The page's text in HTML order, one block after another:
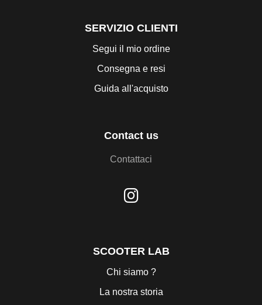
SERVIZIO CLIENTI
Segui il mio ordine
Consegna e resi
Guida all'acquisto
Contact us
Contattaci
SCOOTER LAB
Chi siamo ?
La nostra storia